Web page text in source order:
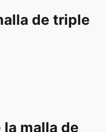
de triple
malla de